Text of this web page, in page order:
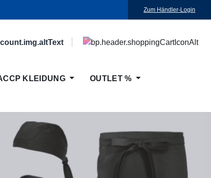
Zum Händler-Login
KLEIDUNG OUTLET %